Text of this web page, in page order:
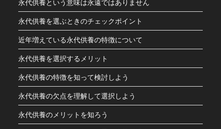
永代供養という意味は永遠ではありません
永代供養を選ぶときのチェックポイント
近年増えている永代供養の特徴について
永代供養を選択するメリット
永代供養の特徴を知って検討しよう
永代供養の欠点を理解して選択しよう
永代供養のメリットを知ろう